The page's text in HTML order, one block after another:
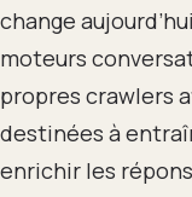
change
moteurs
propres crawlers
destinées à
enrichir les